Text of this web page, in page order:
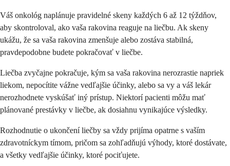
Váš onkológ naplánuje pravidelné skeny každých 6 až 12 týždňov,
aby skontroloval, ako vaša rakovina reaguje na liečbu. Ak skeny
ukážu, že sa vaša rakovina zmenšuje alebo zostáva stabilná,
pravdepodobne budete pokračovať v liečbe.
Liečba zvyčajne pokračuje, kým sa vaša rakovina nerozrastie napriek
liekom, nepocítite vážne vedľajšie účinky, alebo sa vy a váš lekár
nerozhodnete vyskúšať iný prístup. Niektorí pacienti môžu mať
plánované prestávky v liečbe, ak dosiahnu vynikajúce výsledky.
Rozhodnutie o ukončení liečby sa vždy prijíma opatrne s vaším
zdravotníckym tímom, pričom sa zohľadňujú výhody, ktoré dostávate,
a všetky vedľajšie účinky, ktoré pociťujete.